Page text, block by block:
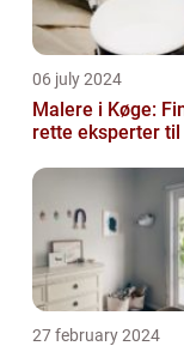
06 july 2024
Malere i Køge:
rette eksperter til
27 february 2024